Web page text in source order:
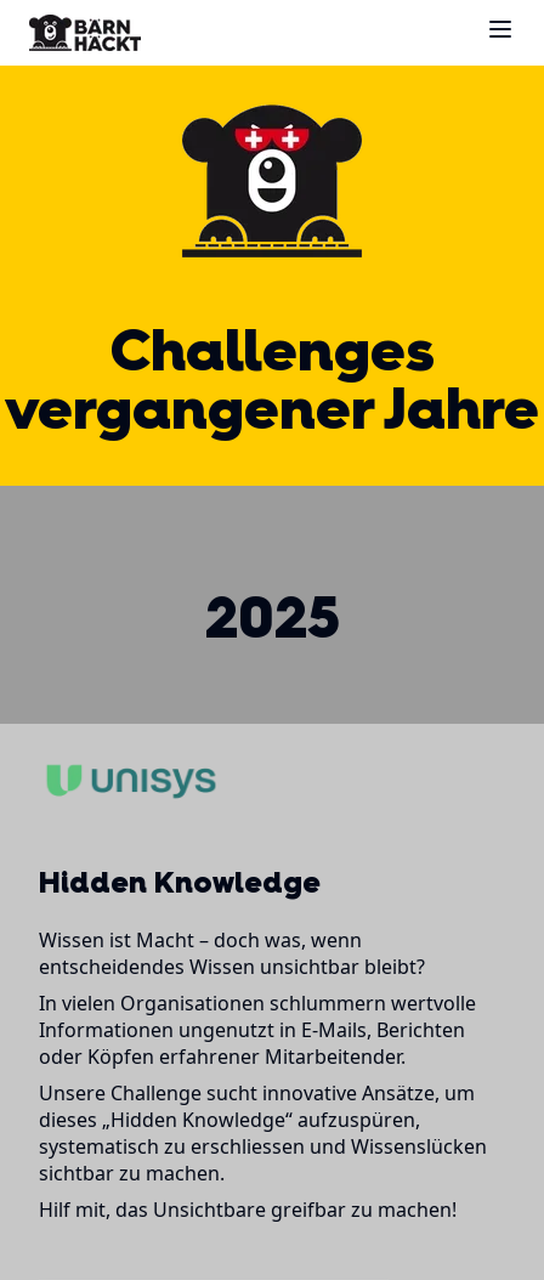
Challenges
vergangener Jahre
2025
Hidden Knowledge
Wissen ist Macht – doch was, wenn
entscheidendes Wissen unsichtbar bleibt?
In vielen Organisationen schlummern wertvolle
Informationen ungenutzt in E-Mails, Berichten
oder Köpfen erfahrener Mitarbeitender.
Unsere Challenge sucht innovative Ansätze, um
dieses „Hidden Knowledge“ aufzuspüren,
systematisch zu erschliessen und Wissenslücken
sichtbar zu machen.
Hilf mit, das Unsichtbare greifbar zu machen!